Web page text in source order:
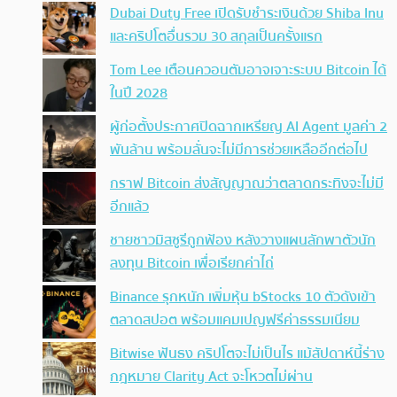
Dubai Duty Free เปิดรับชำระเงินด้วย Shiba Inu
และคริปโตอื่นรวม 30 สกุลเป็นครั้งแรก
Tom Lee เตือนควอนตัมอาจเจาะระบบ Bitcoin ได้
ในปี 2028
ผู้ก่อตั้งประกาศปิดฉากเหรียญ AI Agent มูลค่า 2
พันล้าน พร้อมลั่นจะไม่มีการช่วยเหลืออีกต่อไป
กราฟ Bitcoin ส่งสัญญาณว่าตลาดกระทิงจะไม่มี
อีกแล้ว
ชายชาวมิสซูรีถูกฟ้อง หลังวางแผนลักพาตัวนัก
ลงทุน Bitcoin เพื่อเรียกค่าไถ่
Binance รุกหนัก เพิ่มหุ้น bStocks 10 ตัวดังเข้า
ตลาดสปอต พร้อมแคมเปญฟรีค่าธรรมเนียม
Bitwise ฟันธง คริปโตจะไม่เป็นไร แม้สัปดาห์นี้ร่าง
กฎหมาย Clarity Act จะโหวตไม่ผ่าน